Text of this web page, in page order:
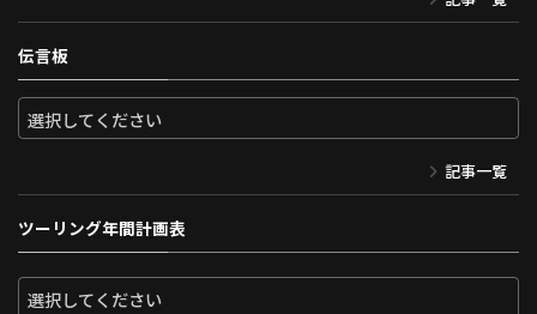
伝言板
記事一覧
ツーリング年間計画表